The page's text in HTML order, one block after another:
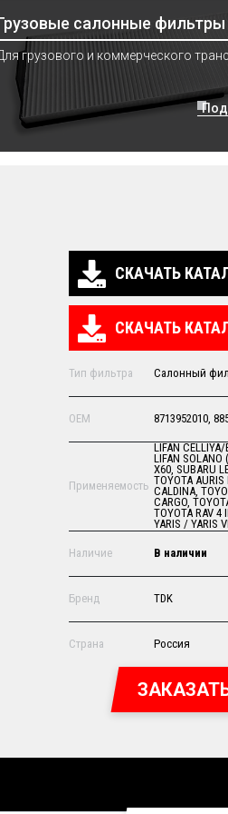
салонные фильтры
грузового и коммерческого
СКАЧАТЬ
СКАЧАТЬ
Тип фильтра Салонный
OEM 8713952010,
Применяемость
LIFAN CELLIYA/
LIFAN SOLANO
X60, SUBARU
TOYOTA AURIS
CALDINA,
CARGO,
TOYOTA RAV 4
YARIS / YARIS
Наличие В наличии
Бренд TDK
Страна Россия